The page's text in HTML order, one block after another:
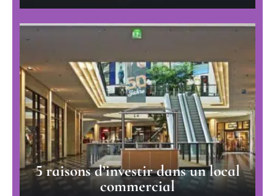
5 raisons d’investir dans un local
commercial